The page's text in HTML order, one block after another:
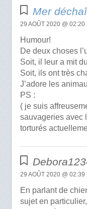
Mer
29 AOÛT 2020 @ 02:20
Humour!
De deux choses
Soit, il leur a mit
Soit, ils ont très
J’adore les
PS :
( je suis
sauvageries avec
torturés
29 AOÛT 2020 @ 02:39
En parlant de
sujet en